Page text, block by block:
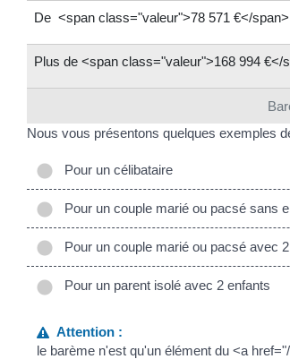
De <span class="valeur">78 571 €</
Plus de <span class="valeur">168 994 €</
Nous vous présentons quelques exemples
Pour un célibataire
Pour un couple marié ou pacsé sans
Pour un couple marié ou pacsé avec
Pour un parent isolé avec 2 enfants
Attention :
le barème n'est qu'un élément du <a